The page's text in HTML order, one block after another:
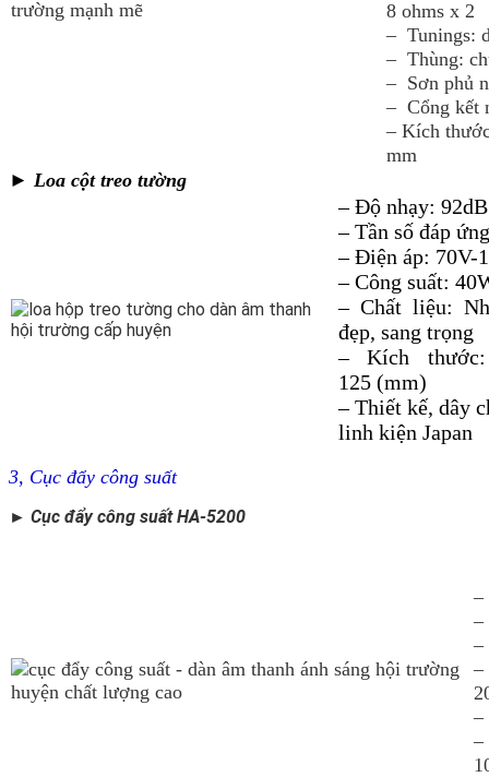
8 ohms x 2
– Tunings:
– Thùng:
– Sơn phủ
– Cổng kết
– Kích
mm
► Loa cột treo tường
– Độ nhạy: 92dB
– Tần số đáp
– Điện áp: 70V-
– Công suất:
– Chất liệu:
đẹp, sang trọng
– Kích
125 (mm)
– Thiết kế, dây
linh kiện Japan
3, Cục đẩy công suất
► Cục đẩy công suất HA-5200
–
–
–
–
–
–